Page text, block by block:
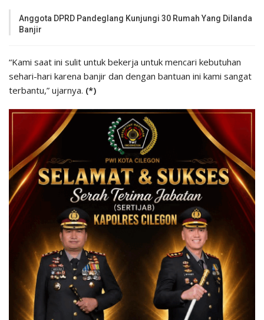
Anggota DPRD Pandeglang Kunjungi 30 Rumah Yang Dilanda
Banjir
“Kami saat ini sulit untuk bekerja untuk mencari kebutuhan
sehari-hari karena banjir dan dengan bantuan ini kami sangat
terbantu,” ujarnya. (*)